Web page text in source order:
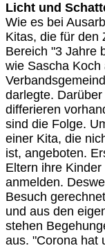
Licht und
Wie es bei
Kitas, die für den
Bereich "3 Jahre
wie Sascha
darlegte.
differieren
sind die Folge.
einer Kita, die
ist, angeboten.
Eltern ihre
anmelden.
Besuch
und aus den
stehen
aus. "Corona hat